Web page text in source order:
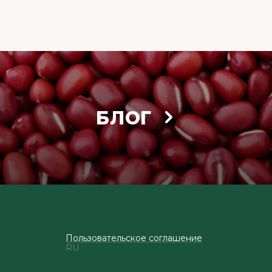
БЛОГ
Пользовательское соглашение
RU